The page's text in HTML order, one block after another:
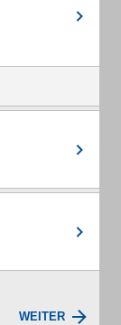
WEITER